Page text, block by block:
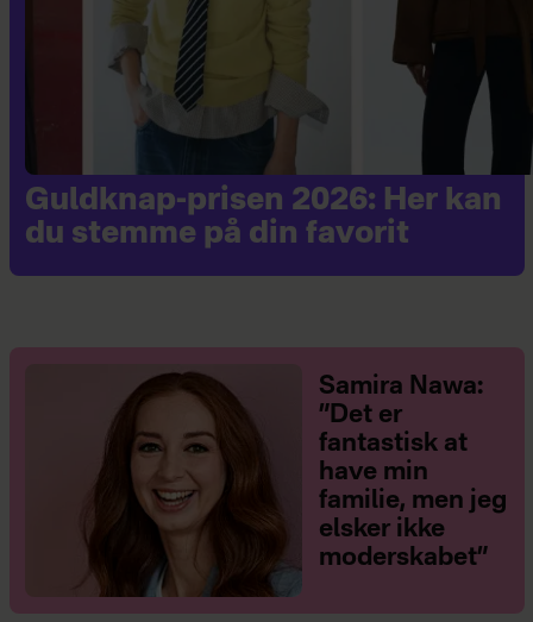
Guldknap-prisen 2026: Her kan
du stemme på din favorit
Samira Nawa:
”Det er
fantastisk at
have min
familie, men jeg
elsker ikke
moderskabet”